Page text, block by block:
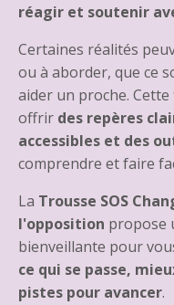
réagir et soutenir
Certaines réalités
ou à aborder, que ce
aider un proche.
offrir des repères
accessibles et des
comprendre et faire
La Trousse SOS
l'opposition propose
bienveillante pour
ce qui se passe,
pistes pour avancer.